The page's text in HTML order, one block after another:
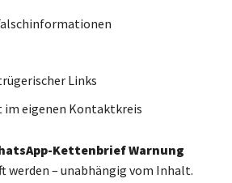
Links
im eigenen Kontaktkreis
Kettenbrief Warnung
– unabhängig vom Inhalt.